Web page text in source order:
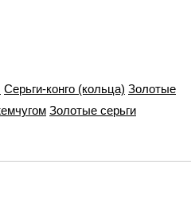
Серьги-конго (кольца) Золотые
Золотые серьги